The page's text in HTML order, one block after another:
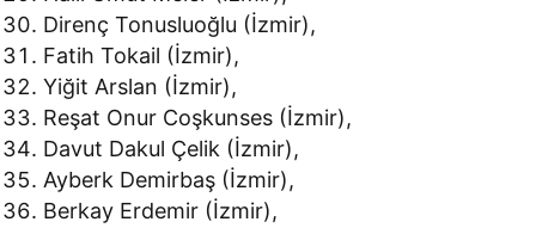
Direnç Tonusluoğlu (İzmir),
Fatih Tokail (İzmir),
Yiğit Arslan (İzmir),
Reşat Onur Coşkunses (İzmir),
Davut Dakul Çelik (İzmir),
Ayberk Demirbaş (İzmir),
Berkay Erdemir (İzmir),